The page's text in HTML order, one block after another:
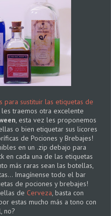
para sustituir las etiquetas de
les traemos otra excelente
, esta vez les proponemos
o bien etiquetar sus licores
de Pociones y Brebajes!
en un .zip debajo para
en cada una de las etiquetas
más raras sean las botellas,
Imagínense todo el bar
de pociones y brebajes!
de Cerveza, basta con
estas mucho más a tono con
no?